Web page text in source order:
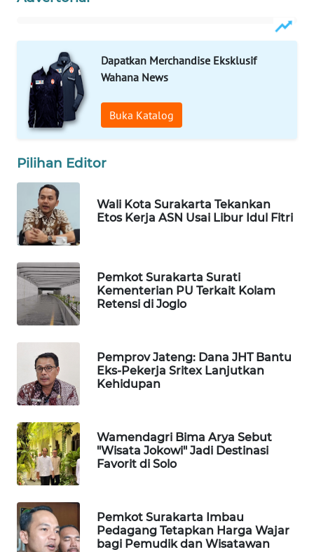
Dapatkan Merchandise Eksklusif
Wahana News
Buka Katalog
Pilihan Editor
Wali Kota Surakarta Tekankan
Etos Kerja ASN Usai Libur Idul Fitri
Pemkot Surakarta Surati
Kementerian PU Terkait Kolam
Retensi di Joglo
Pemprov Jateng: Dana JHT Bantu
Eks-Pekerja Sritex Lanjutkan
Kehidupan
Wamendagri Bima Arya Sebut
"Wisata Jokowi" Jadi Destinasi
Favorit di Solo
Pemkot Surakarta Imbau
Pedagang Tetapkan Harga Wajar
bagi Pemudik dan Wisatawan
WAHANA
WAHANA
INFRASTRUKTUR
WAHANA
KONSUMEN
WAHANA
WAHANA
TRAVEL
WAHANA
TV
WAHANANEWS
ID
WAHANANEWS
CO ID
NET
WAHANA
SPORT
WAHANA
UMKM